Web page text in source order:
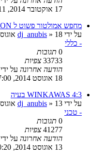
17 אוקטובר 2014, 18:11
מחפש אמולטור פשוט ל COLECO VISION
על ידי
dj_anubis » 18 אוגוסט 2014, 17:00
- כללי
0 תגובות
33733 צפיות
הודעה אחרונה על ידי
18 אוגוסט 2014, 17:00
WINKAWAS 4:3 בעיה
על ידי
dj_anubis » 13 אוגוסט 2014, 20:20
- טכני
0 תגובות
41277 צפיות
הודעה אחרונה על ידי
13 אוגוסט 2014, 20:20